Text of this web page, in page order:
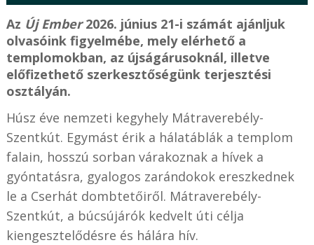
Az Új Ember2026. június 21-i számát ajánljuk
olvasóink figyelmébe, mely elérhető a
templomokban, az újságárusoknál, illetve
előfizethető szerkesztőségünk terjesztési
osztályán.
Húsz éve nemzeti kegyhely Mátraverebély-
Szentkút. Egymást érik a hálatáblák a templom
falain, hosszú sorban várakoznak a hívek a
gyóntatásra, gyalogos zarándokok ereszkednek
le a Cserhát dombtetőiről. Mátraverebély-
Szentkút, a búcsújárók kedvelt úti célja
kiengesztelődésre és hálára hív.